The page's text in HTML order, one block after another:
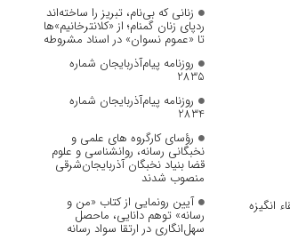
انگیزه
زنانی که بی‌نام، تبریز را ساخته‌اند
ردپای زنان گمنام؛ از «کلانترخانیم»ها
تا «عموم نسوان» در اسناد مشروطه
روزنامه پیام‌آذربایجان شماره
2835
روزنامه پیام‌آذربایجان شماره
2834
رؤسای کارگروه های علمی و
نخبگانی رسانه، روانشناسی و علوم
قضا بنیاد نخبگان آذربایجان‌شرقی
منصوب شدند
آیین رونمایی از کتاب «من و
رسانه» توهم دانایی، ماحصل
سهل‌انگاری در ارتقا سواد رسانه